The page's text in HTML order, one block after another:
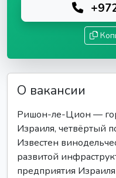
О вакансии
Ришон-ле-Цион —
Израиля, четвёртый
Известен
развитой
предприятия